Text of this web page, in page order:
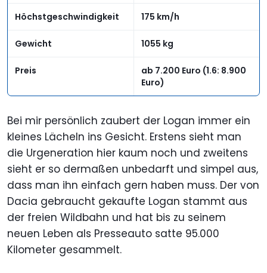
Höchstgeschwindigkeit 175 km/h
Gewicht 1055 kg
Preis
ab 7.200 Euro (1.6: 8.900
Euro)
Bei mir persönlich zaubert der Logan immer ein
kleines Lächeln ins Gesicht. Erstens sieht man
die Urgeneration hier kaum noch und zweitens
sieht er so dermaßen unbedarft und simpel aus,
dass man ihn einfach gern haben muss. Der von
Dacia gebraucht gekaufte Logan stammt aus
der freien Wildbahn und hat bis zu seinem
neuen Leben als Presseauto satte 95.000
Kilometer gesammelt.